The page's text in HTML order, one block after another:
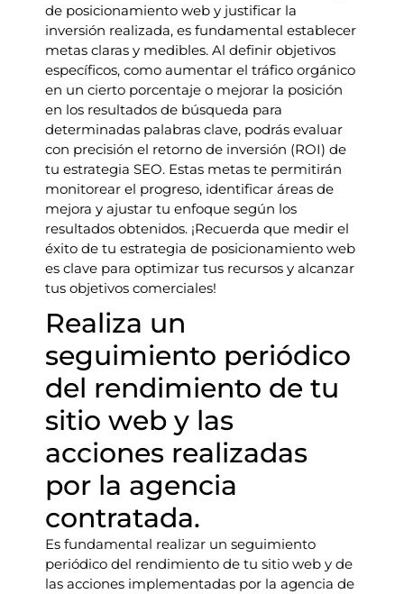
de posicionamiento web y justificar la
inversión realizada, es fundamental establecer
metas claras y medibles. Al definir objetivos
específicos, como aumentar el tráfico orgánico
en un cierto porcentaje o mejorar la posición
en los resultados de búsqueda para
determinadas palabras clave, podrás evaluar
con precisión el retorno de inversión (ROI) de
tu estrategia SEO. Estas metas te permitirán
monitorear el progreso, identificar áreas de
mejora y ajustar tu enfoque según los
resultados obtenidos. ¡Recuerda que medir el
éxito de tu estrategia de posicionamiento web
es clave para optimizar tus recursos y alcanzar
tus objetivos comerciales!
Realiza un
seguimiento periódico
del rendimiento de tu
sitio web y las
acciones realizadas
por la agencia
contratada.
Es fundamental realizar un seguimiento
periódico del rendimiento de tu sitio web y de
las acciones implementadas por la agencia de